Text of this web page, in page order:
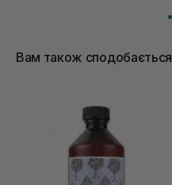
Вам також сподобається